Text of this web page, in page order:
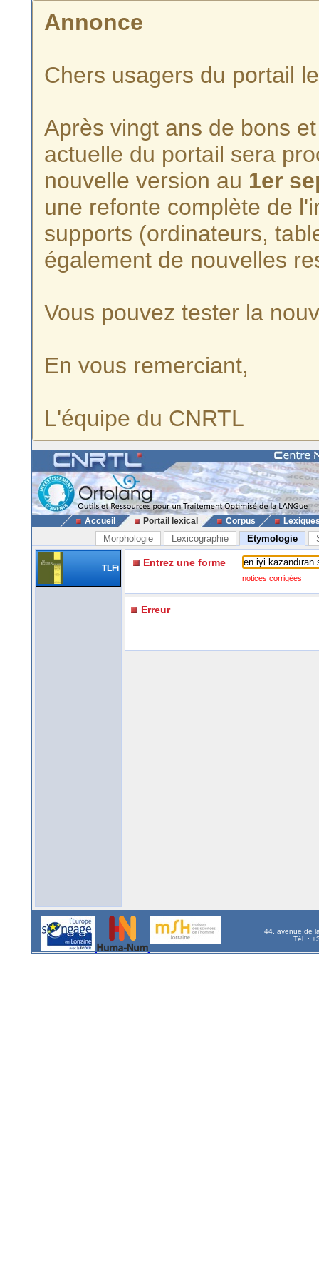
Annonce
Chers usagers du portail
Après vingt ans de bons
actuelle du portail sera
nouvelle version au 1er
une refonte complète de
supports (ordinateurs,
également de nouvelles
Vous pouvez tester la
En vous remerciant,
L'équipe du CNRTL
Accueil Portail lexical Corpus
Morphologie Lexicographie Etymologie
TLFi Entrez une forme
notices corrigées
Erreur
44, avenue de
Tél. :